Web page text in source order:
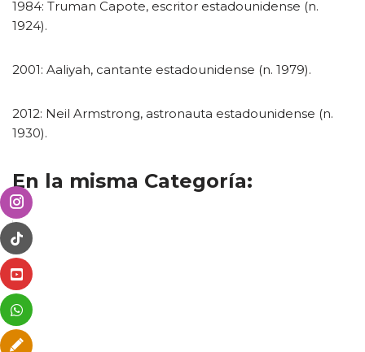
1984: Truman Capote, escritor estadounidense (n.
1924).
2001: Aaliyah, cantante estadounidense (n. 1979).
2012: Neil Armstrong, astronauta estadounidense (n.
1930).
En la misma Categoría: